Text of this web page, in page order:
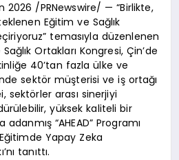
2026 /PRNewswire/ — “Birlikte,
Eğitim ve Sağlık
temasıyla düzenlenen
Ortakları Kongresi, Çin’de
40’tan fazla ülke ve
sektör müşterisi ve iş ortağı
sektörler arası sinerjiyi
yüksek kaliteli bir
“AHEAD” Programı
Yapay Zeka
tanıttı.